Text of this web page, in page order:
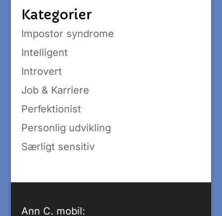
Kategorier
Impostor syndrome
Intelligent
Introvert
Job & Karriere
Perfektionist
Personlig udvikling
Særligt sensitiv
Ann C. mobil: